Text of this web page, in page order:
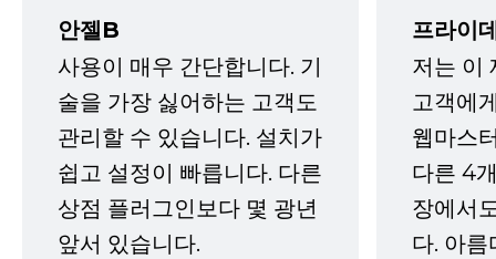
안젤B
사용이 매우 간단합니다. 기
술을 가장 싫어하는 고객도
관리할 수 있습니다. 설치가
쉽고 설정이 빠릅니다. 다른
상점 플러그인보다 몇 광년
앞서 있습니다.
프라이
저는 이
고객에
웹마스
다른 4
장에서
다. 아름